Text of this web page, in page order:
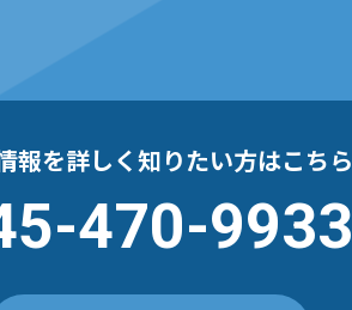
報を詳しく知りたい方はこちら
470-9933